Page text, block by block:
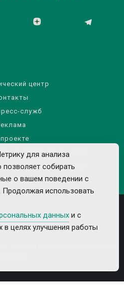
центр
служб
материалов сайта
персональных данных
имеют необходимые лицензии и
для анализа
собирать
о вашем поведении с
использовать
данных и с
в целях улучшения работы